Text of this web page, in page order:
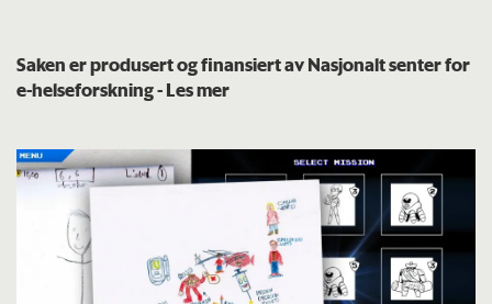
Saken er produsert og finansiert av Nasjonalt senter for
e-helseforskning -Les mer